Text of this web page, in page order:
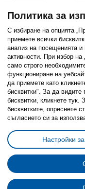
Последвайте ни:
FacebookTwitterYoutube
Политика за
Избор на
Условия за ползване
Политика за
Общи
Политика за защита
Политика за
С избиране на опцията
приемете всички
анализ на посещенията и
активности. При избор
само строго
функциониране на
да приемете като
бисквитки". За да видите
бисквитки, кликнете
бисквитките, опреснете
съгласието си за
Настройки